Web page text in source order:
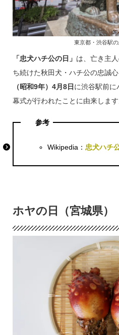
東京都・渋谷駅
「忠犬ハチ公の日」 は、亡き主
ち続けた秋田犬・ハチ公の忠誠心
（昭和9年）4月8日 に渋谷駅前に
幕式が行われたことに由来しま
参考
Wikipedia：忠犬ハチ
ホヤの日（宮城県）